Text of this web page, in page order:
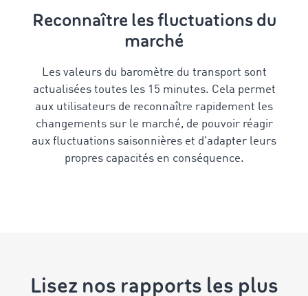
Reconnaître les fluctuations du
marché
Les valeurs du baromètre du transport sont
actualisées toutes les 15 minutes. Cela permet
aux utilisateurs de reconnaître rapidement les
changements sur le marché, de pouvoir réagir
aux fluctuations saisonnières et d'adapter leurs
propres capacités en conséquence.
Lisez nos rapports les plus